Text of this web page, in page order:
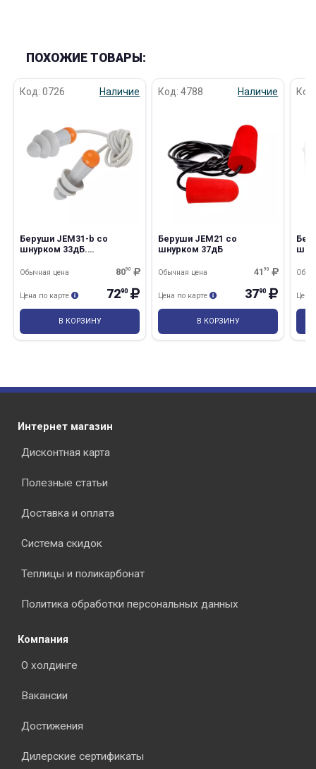
ПОХОЖИЕ ТОВАРЫ:
Код: 0726 Наличие
Беруши JEM31-b со
шнурком 33дБ.
8090
Обычная цена
7290
Цена по карте
В КОРЗИНУ
Код: 4788 Наличие
Беруши JEM21 со
шнурком 37дБ
4190
Обычная цена
3790
Цена по карте
В КОРЗИНУ
Цена
Интернет магазин
Дисконтная карта
Полезные статьи
Доставка и оплата
Система скидок
Теплицы и поликарбонат
Политика обработки персональных данных
Компания
О холдинге
Вакансии
Достижения
Дилерские сертификаты